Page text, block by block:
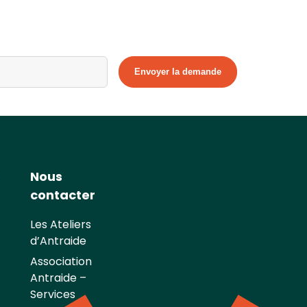
Nous
contacter
Les Ateliers
d’Antraide
Association
Antraide –
Services